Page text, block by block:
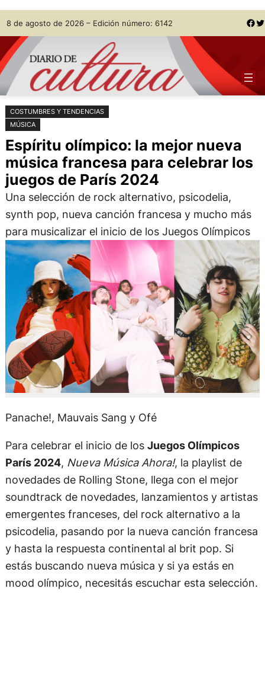
Saltar
al
contenido
Skip
to
content
8 de agosto de 2026 – Edición número: 6142 Facebook Twitter
COSTUMBRES Y TENDENCIAS
MÚSICA
Espíritu olímpico: la mejor nueva
música francesa para celebrar los
juegos de París 2024
Una selección de rock alternativo, psicodelia,
synth pop, nueva canción francesa y mucho más
para musicalizar el inicio de los Juegos Olímpicos
Panache!, Mauvais Sang y Ofé
Para celebrar el inicio de los Juegos Olímpicos
París 2024, Nueva Música Ahora!, la playlist de
novedades de Rolling Stone, llega con el mejor
soundtrack de novedades, lanzamientos y artistas
emergentes franceses, del rock alternativo a la
psicodelia, pasando por la nueva canción francesa
y hasta la respuesta continental al brit pop. Si
estás buscando nueva música y si ya estás en
mood olímpico, necesitás escuchar esta selección.